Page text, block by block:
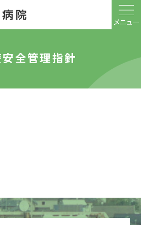
メニュー
全管理指針